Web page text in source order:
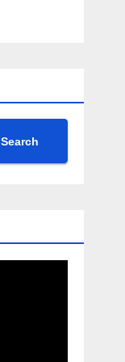
Search